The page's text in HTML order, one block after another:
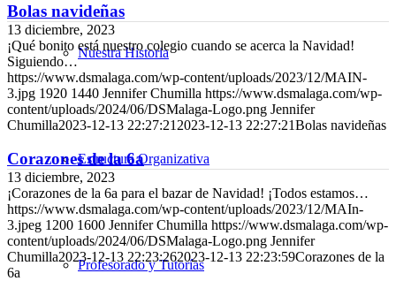
Nuestra Historia
Estructura Organizativa
Profesorado y Tutorías
Bolas navideñas
13 diciembre, 2023
¡Qué bonito está nuestro colegio cuando se acerca la Navidad!
Siguiendo…
https://www.dsmalaga.com/wp-content/uploads/2023/12/MAIN-
3.jpg 1920 1440 Jennifer Chumilla https://www.dsmalaga.com/wp-
content/uploads/2024/06/DSMalaga-Logo.png Jennifer
Chumilla2023-12-13 22:27:21 2023-12-13 22:27:21Bolas navideñas
Corazones de la 6a
13 diciembre, 2023
¡Corazones de la 6a para el bazar de Navidad! ¡Todos estamos…
https://www.dsmalaga.com/wp-content/uploads/2023/12/MAIn-
3.jpeg 1200 1600 Jennifer Chumilla https://www.dsmalaga.com/wp-
content/uploads/2024/06/DSMalaga-Logo.png Jennifer
Chumilla2023-12-13 22:23:262023-12-13 22:23:59Corazones de la
6a